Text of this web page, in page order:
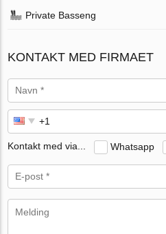
Private Basseng
KONTAKT MED FIRMAET
Kontakt med via... Whatsapp